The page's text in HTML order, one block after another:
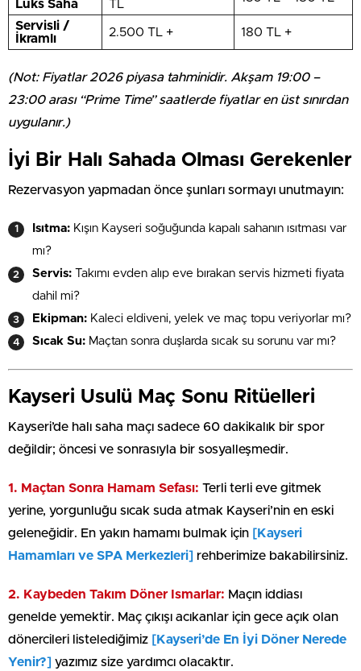
Lüks Saha TL
Servisli /
İkramlı
2.500 TL + 180 TL +
(Not: Fiyatlar 2026 piyasa tahminidir. Akşam 19:00 –
23:00 arası “Prime Time” saatlerde fiyatlar en üst sınırdan
uygulanır.)
İyi Bir Halı Sahada Olması Gerekenler
Rezervasyon yapmadan önce şunları sormayı unutmayın:
Isıtma: Kışın Kayseri soğuğunda kapalı sahanın ısıtması var
mı?
Servis: Takımı evden alıp eve bırakan servis hizmeti fiyata
dahil mi?
Ekipman: Kaleci eldiveni, yelek ve maç topu veriyorlar mı?
Sıcak Su: Maçtan sonra duşlarda sıcak su sorunu var mı?
Kayseri Usulü Maç Sonu Ritüelleri
Kayseri’de halı saha maçı sadece 60 dakikalık bir spor
değildir; öncesi ve sonrasıyla bir sosyalleşmedir.
1. Maçtan Sonra Hamam Sefası: Terli terli eve gitmek
yerine, yorgunluğu sıcak suda atmak Kayseri’nin en eski
geleneğidir. En yakın hamamı bulmak için [Kayseri
Hamamları ve SPA Merkezleri] rehberimize bakabilirsiniz.
2. Kaybeden Takım Döner Ismarlar: Maçın iddiası
genelde yemektir. Maç çıkışı acıkanlar için gece açık olan
dönercileri listelediğimiz [Kayseri’de En İyi Döner Nerede
Yenir?] yazımız size yardımcı olacaktır.